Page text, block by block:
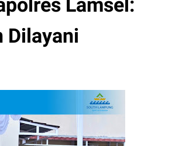
Dilayani